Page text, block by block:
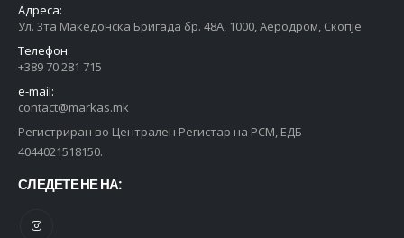
Адреса:
Ул. 3та Македонска Бригада бр. 48А, 1000, Аеродром, Скопје
Телефон:
+389 70 281 715
e-mail:
contact@markas.mk
Регистриран во Централен Регистар на РСМ, ЕДБ
4044021518150.
СЛЕДЕТЕ НЕ НА: